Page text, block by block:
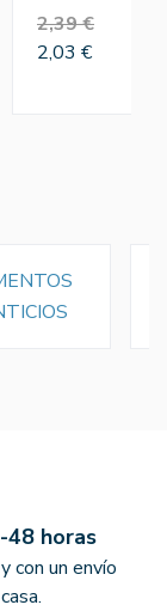
2,39 €
2,03 €
48 horas
con un envío